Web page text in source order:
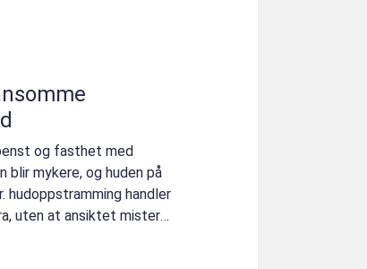
og fasthet med
blir mykere, og huden på
hudoppstramming handler
uten at ansiktet mister